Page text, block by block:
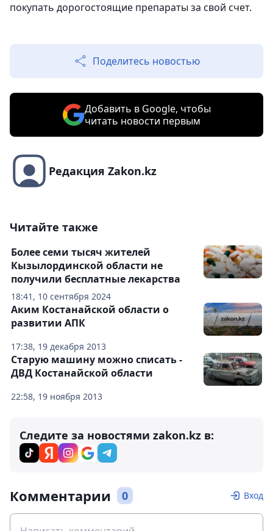
покупать дорогостоящие препараты за свой счет.
Поделитесь новостью
Добавить в Google, чтобы
читать новости первым
Редакция Zakon.kz
Читайте также
18:41, 10 сентября 2024
Более семи тысяч жителей
Кызылординской области не
получили бесплатные лекарства
17:38, 19 декабря 2013
Аким Костанайской области о
развитии АПК
22:58, 19 ноября 2013
Старую машину можно списать -
ДВД Костанайской области
Следите за новостями zakon.kz в:
Комментарии 0 Вход